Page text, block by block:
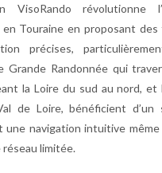
VisoRando révolutionne
en Touraine en proposant
précises,
Grande Randonnée qui
la Loire du sud au nord, et
de Loire, bénéficient d’un
une navigation intuitive même
limitée.